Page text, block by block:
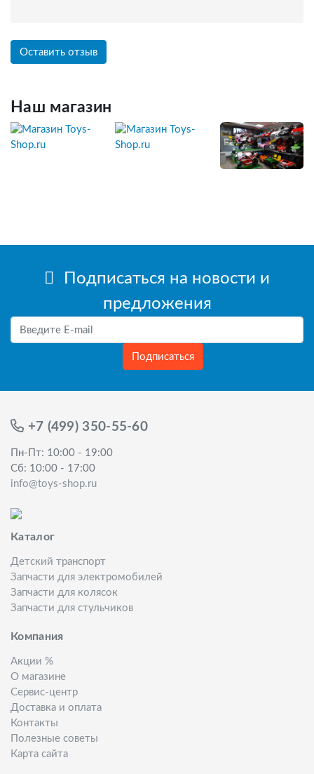
Оставить отзыв
Наш магазин
Подписаться на новости и
предложения
Подписаться
+7 (499) 350-55-60
Пн-Пт: 10:00 - 19:00
Сб: 10:00 - 17:00
info@toys-shop.ru
Каталог
Детский транспорт
Запчасти для электромобилей
Запчасти для колясок
Запчасти для стульчиков
Компания
Акции %
О магазине
Сервис-центр
Доставка и оплата
Контакты
Полезные советы
Карта сайта